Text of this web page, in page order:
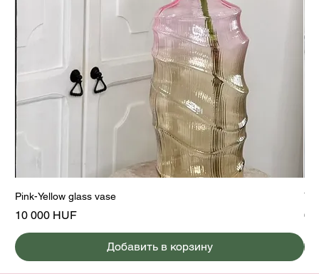
Pink-Yellow glass vase
Цена
10 000 HUF
Добавить в корзину
6